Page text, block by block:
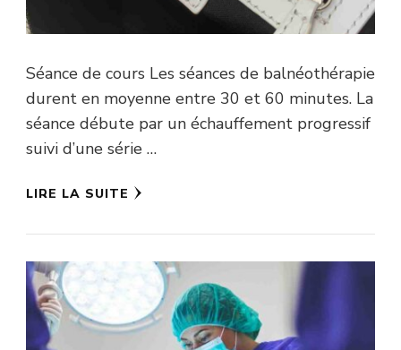
Séance de cours Les séances de balnéothérapie
durent en moyenne entre 30 et 60 minutes. La
séance débute par un échauffement progressif
suivi d’une série …
LIRE LA SUITE